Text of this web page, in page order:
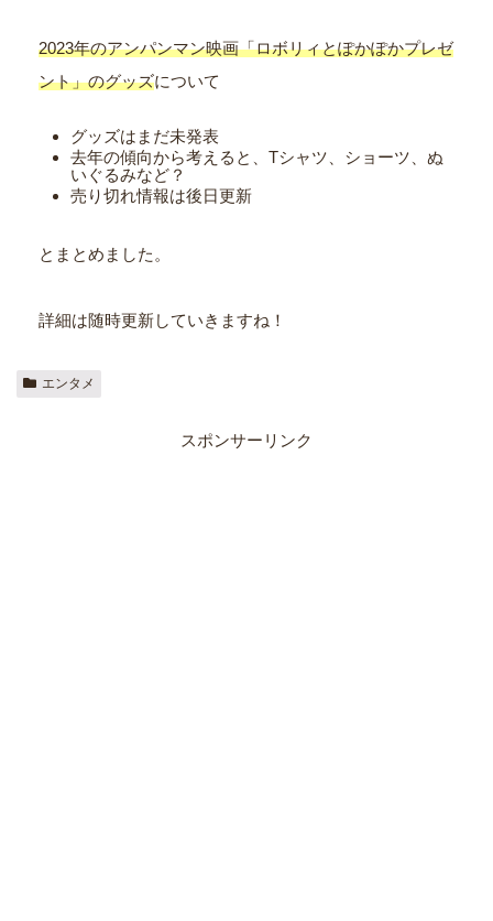
2023年のアンパンマン映画「ロボリィとぽかぽかプレゼ
ント」のグッズについて
グッズはまだ未発表
去年の傾向から考えると、Tシャツ、ショーツ、ぬ
いぐるみなど？
売り切れ情報は後日更新
とまとめました。
詳細は随時更新していきますね！
エンタメ
スポンサーリンク